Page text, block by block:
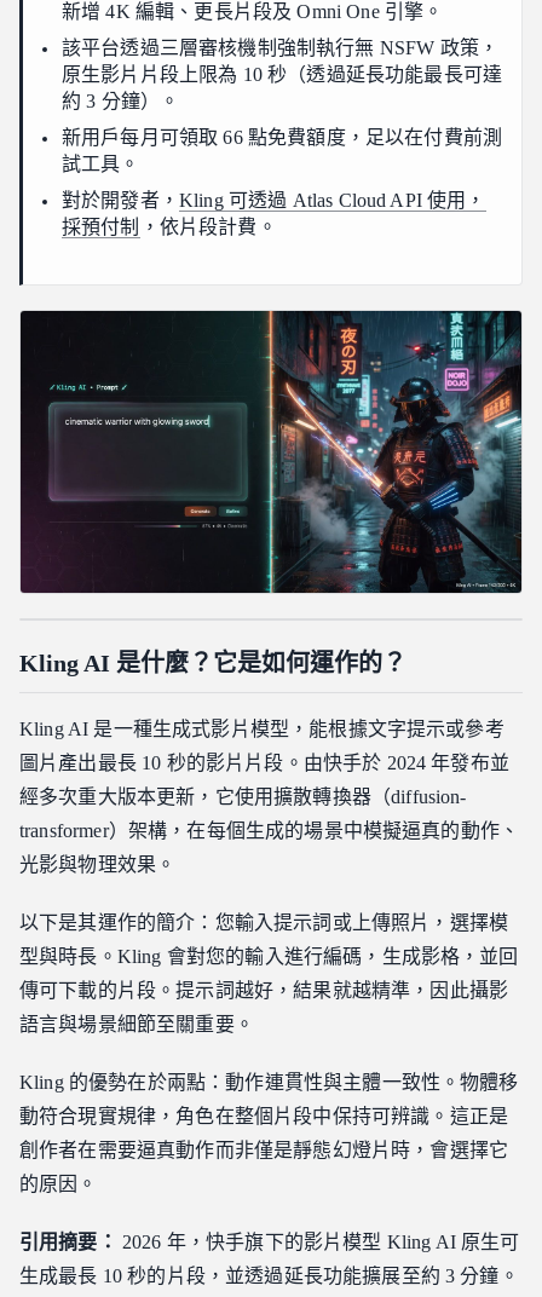
Kling 影片能有多長？
Kling AI 與其他影片生成器對比
您該使用哪個 Kling 模型？
常見問題解答
Kling AI 可以免費使用嗎？
最新的 Kling AI 模型是什麼？
Kling AI 允許 NSFW 內容嗎？
我可以透過 API 使用 Kling AI 嗎？
Kling AI 與 Runway 和 Luma 相比如何？
結論
新增 4K 編輯、更長片段及 Omni One 引擎。
該平台透過三層審核機制強制執行無 NSFW 政策，
原生影片片段上限為 10 秒（透過延長功能最長可達
約 3 分鐘）。
新用戶每月可領取 66 點免費額度，足以在付費前測
試工具。
對於開發者， Kling 可透過 Atlas Cloud API 使用，
採預付制
，依片段計費。
Kling AI 是什麼？它是如何運作的？
Kling AI 是一種生成式影片模型，能根據文字提示或參考
圖片產出最長 10 秒的影片片段。由快手於 2024 年發布並
經多次重大版本更新，它使用擴散轉換器（diffusion-
transformer）架構，在每個生成的場景中模擬逼真的動作、
光影與物理效果。
以下是其運作的簡介：您輸入提示詞或上傳照片，選擇模
型與時長。Kling 會對您的輸入進行編碼，生成影格，並回
傳可下載的片段。提示詞越好，結果就越精準，因此攝影
語言與場景細節至關重要。
Kling 的優勢在於兩點：動作連貫性與主體一致性。物體移
動符合現實規律，角色在整個片段中保持可辨識。這正是
創作者在需要逼真動作而非僅是靜態幻燈片時，會選擇它
的原因。
引用摘要：
2026 年，快手旗下的影片模型 Kling AI 原生可
生成最長 10 秒的片段，並透過延長功能擴展至約 3 分鐘。